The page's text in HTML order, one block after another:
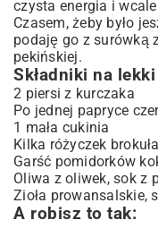
czysta energia i
Czasem, żeby było
podaję go z surówką
pekińskiej.
Składniki na lekki
2 piersi z kurczaka
Po jednej papryce
1 mała cukinia
Kilka różyczek brokuła
Garść pomidorków
Oliwa z oliwek, sok z
Zioła prowansalskie,
A robisz to tak: